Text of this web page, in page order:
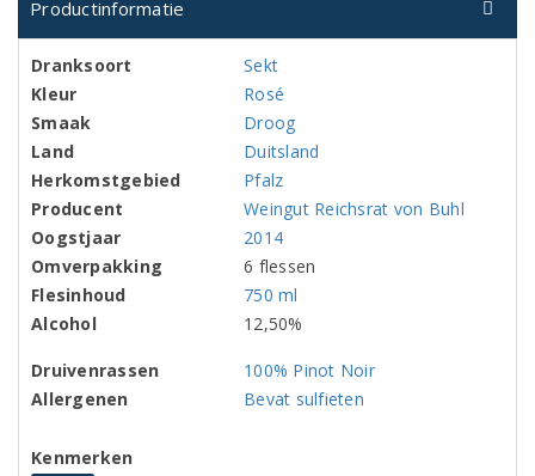
Productinformatie
Dranksoort
Sekt
Kleur
Rosé
Smaak
Droog
Land
Duitsland
Herkomstgebied
Pfalz
Producent
Weingut Reichsrat von Buhl
Oogstjaar
2014
Omverpakking
6 flessen
Flesinhoud
750 ml
Alcohol
12,50%
Druivenrassen
100% Pinot Noir
Allergenen
Bevat sulfieten
Kenmerken